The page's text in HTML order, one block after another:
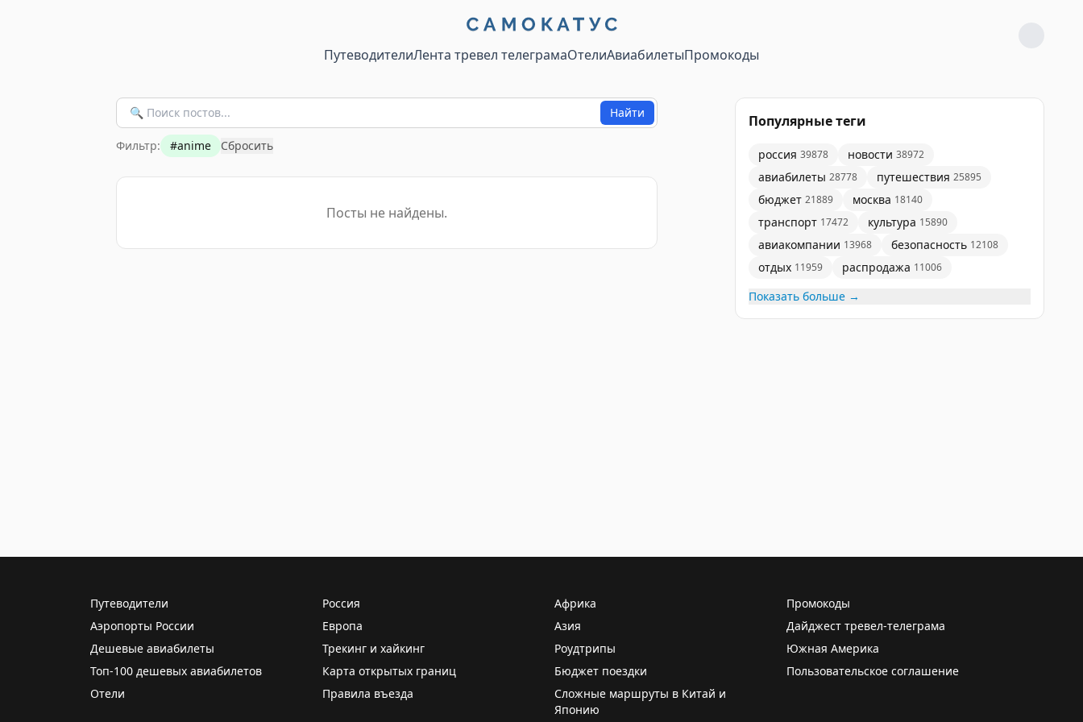
ПутеводителиЛента тревел телеграмаОтелиАвиабилетыПромокоды
Найти
Фильтр: #anime Сбросить
Посты не найдены.
Популярные теги
россия 39878 новости 38972
авиабилеты 28778 путешествия 25895
бюджет 21889 москва 18140
транспорт 17472 культура 15890
авиакомпании 13968 безопасность 12108
отдых 11959 распродажа 11006
Показать больше →
Путеводители Россия Африка
Промокоды
Аэропорты России
Европа Азия
Дайджест тревел-телеграма
Дешевые авиабилеты
Трекинг и хайкинг Роудтрипы
Южная Америка
Топ-100 дешевых авиабилетов
Карта открытых границ Бюджет поездки
Пользовательское соглашение
Отели
Правила въезда
Сложные маршруты в Китай и
Японию